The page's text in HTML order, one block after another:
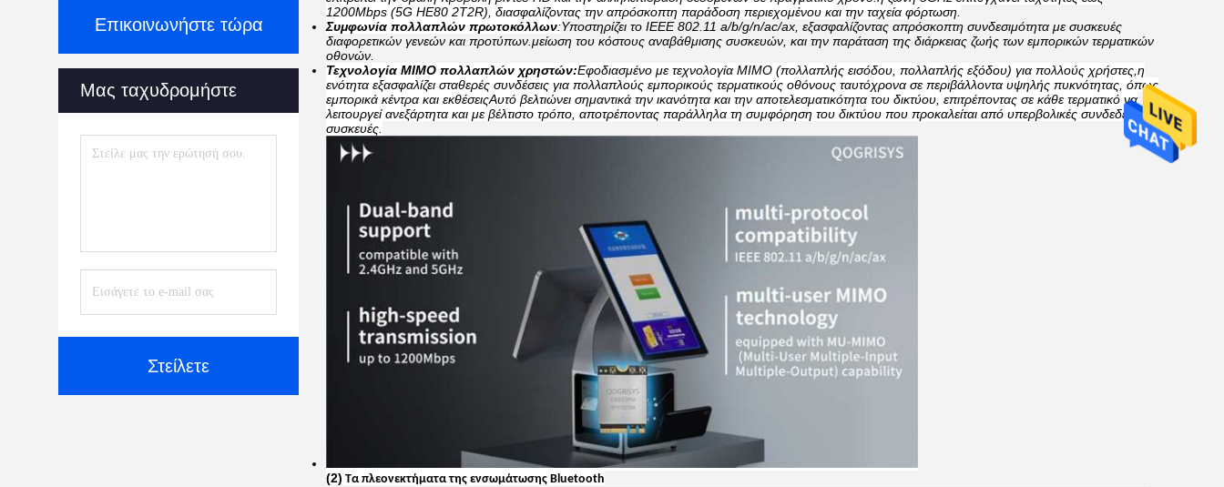
Επικοινωνήστε τώρα
Μας ταχυδρομήστε
Στείλετε
1200Mbps (5G HE80 2T2R), διασφαλίζοντας την απρόσκοπτη παράδοση περιεχομένου και την ταχεία φόρτωση.
Συμφωνία πολλαπλών πρωτοκόλλων:Υποστηρίζει το IEEE 802.11 a/b/g/n/ac/ax, εξασφαλίζοντας απρόσκοπτη συνδεσιμότητα με συσκευές
διαφορετικών γενεών και προτύπων.μείωση του κόστους αναβάθμισης συσκευών, και την παράταση της διάρκειας ζωής των εμπορικών τερματικών
οθονών.
Τεχνολογία MIMO πολλαπλών χρηστών:Εφοδιασμένο με τεχνολογία MIMO (πολλαπλής εισόδου, πολλαπλής εξόδου) για πολλούς χρήστες,η
ενότητα εξασφαλίζει σταθερές συνδέσεις για πολλαπλούς εμπορικούς τερματικούς οθόνους ταυτόχρονα σε περιβάλλοντα υψηλής πυκνότητας, όπως
εμπορικά κέντρα και εκθέσειςΑυτό βελτιώνει σημαντικά την ικανότητα και την αποτελεσματικότητα του δικτύου, επιτρέποντας σε κάθε τερματικό να
λειτουργεί ανεξάρτητα και με βέλτιστο τρόπο, αποτρέποντας παράλληλα τη συμφόρηση του δικτύου που προκαλείται από υπερβολικές συνδεδεμένες
συσκευές.
(2) Τα πλεονεκτήματα της ενσωμάτωσης Bluetooth